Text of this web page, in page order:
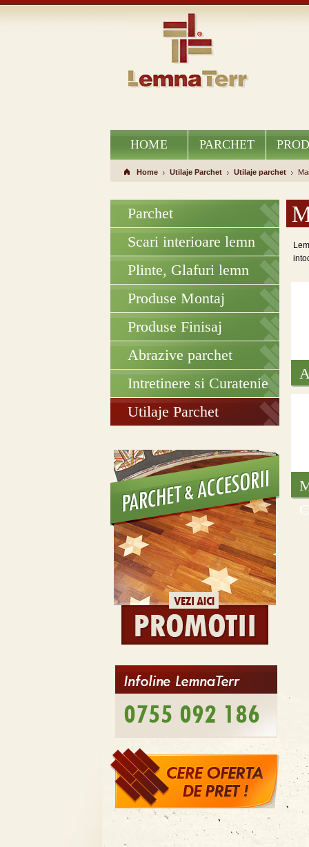
HOME PARCHET
Home Utilaje Parchet Utilaje parchet
Parchet
Scari interioare lemn
Plinte, Glafuri lemn
Produse Montaj
Produse Finisaj
Abrazive parchet
Intretinere si Curatenie
Utilaje Parchet
0755 092 186